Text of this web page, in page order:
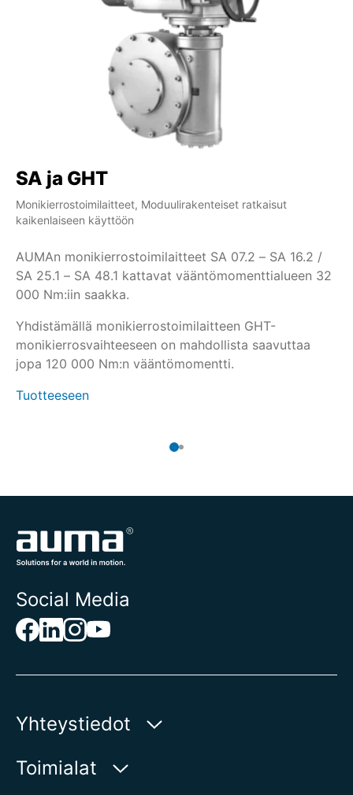
SA ja GHT
Monikierrostoimilaitteet, Moduulirakenteiset ratkaisut
kaikenlaiseen käyttöön
AUMAn monikierrostoimilaitteet SA 07.2 – SA 16.2 /
SA 25.1 – SA 48.1 kattavat vääntömomenttialueen 32
000 Nm:iin saakka.
Yhdistämällä monikierrostoimilaitteen GHT-
monikierrosvaihteeseen on mahdollista saavuttaa
jopa 120 000 Nm:n vääntömomentti.
Tuotteeseen
Social Media
Yhteystiedot
AUMA Riester
Toimialat